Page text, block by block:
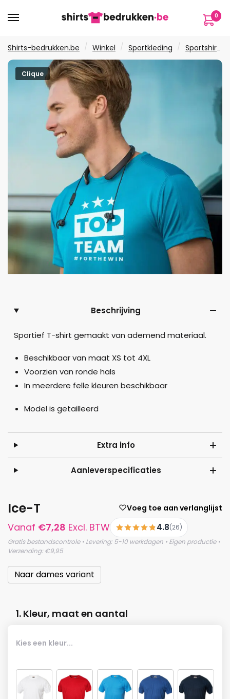
naar
naar
inhoud
0
Shirts-bedrukken.be / Winkel / Sportkleding / Sportshirts
Clique
Beschrijving
Sportief T-shirt gemaakt van ademend materiaal.
Beschikbaar van maat XS tot 4XL
Voorzien van ronde hals
In meerdere felle kleuren beschikbaar
Model is getailleerd
Extra info
Aanleverspecificaties
Ice-T Voeg toe aan verlanglijst
Vanaf €7,28 Excl. BTW 4.8(26)
Gratis bestandscontrole • Levering: 5-10 werkdagen • Eigen productie •
Verzending: €9,95
Naar dames variant
1. Kleur, maat en aantal
Kies een kleur...